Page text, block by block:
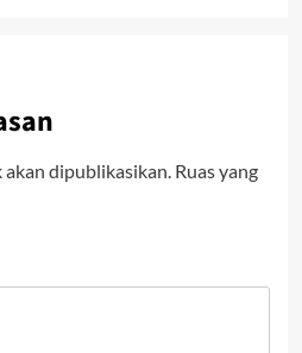
dipublikasikan. Ruas yang